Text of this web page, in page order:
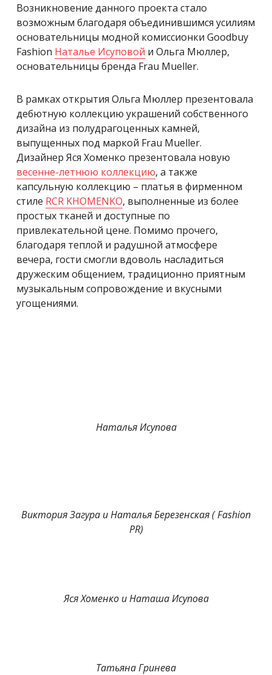
Возникновение данного проекта стало
возможным благодаря объединившимся усилиям
основательницы модной комиссионки Goodbuy
Fashion Наталье Исуповой и Ольга Мюллер,
основательницы бренда Frau Mueller.
В рамках открытия Ольга Мюллер презентовала
дебютную коллекцию украшений собственного
дизайна из полудрагоценных камней,
выпущенных под маркой Frau Mueller.
Дизайнер Яся Хоменко презентовала новую
весенне-летнюю коллекцию, а также
капсульную коллекцию – платья в фирменном
стиле RCR KHOMENKO, выполненные из более
простых тканей и доступные по
привлекательной цене. Помимо прочего,
благодаря теплой и радушной атмосфере
вечера, гости смогли вдоволь насладиться
дружеским общением, традиционно приятным
музыкальным сопровождение и вкусными
угощениями.
Наталья Исупова
Виктория Загура и Наталья Березенская ( Fashion
PR)
Яся Хоменко и Наташа Исупова
Татьяна Гринева